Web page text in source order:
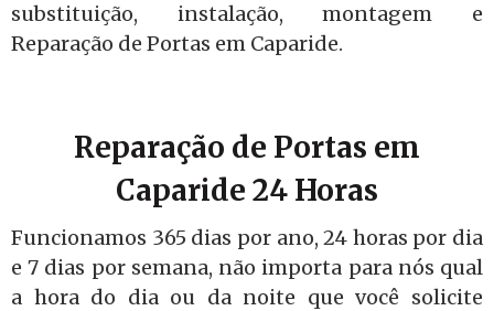
substituição, instalação, montagem e
Reparação de Portas em Caparide.
Reparação de Portas em
Caparide 24 Horas
Funcionamos 365 dias por ano, 24 horas por dia
e 7 dias por semana, não importa para nós qual
a hora do dia ou da noite que você solicite